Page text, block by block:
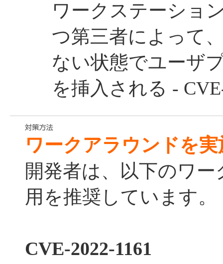
ワークステーショ
つ第三者によって
ない状態でユーザ
を挿入される -
ワークアラウンドを
開発者は、以下のワ
用を推奨しています。
CVE-2022-1161